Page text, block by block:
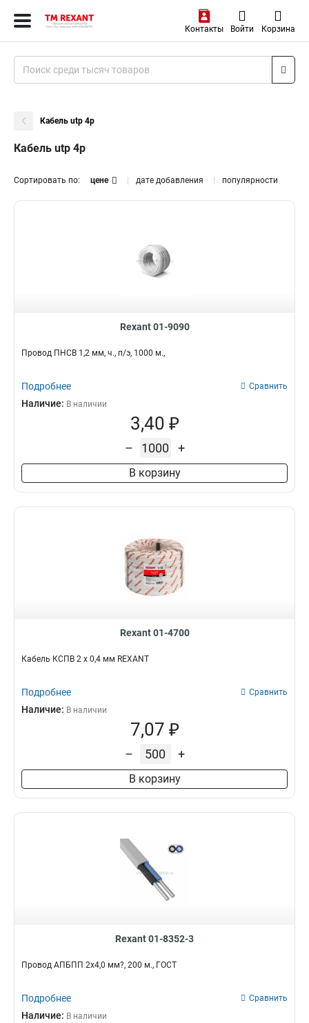
Контакты Войти Корзина
Кабель utp 4p
Кабель utp 4p
Сортировать по: цене дате добавления популярности
Rexant 01-9090
Провод ПНСВ 1,2 мм, ч., п/э, 1000 м.,
Подробнее Сравнить
Наличие: В наличии
3,40 ₽
– +
В корзину
Rexant 01-4700
Кабель КСПВ 2 х 0,4 мм REXANT
Подробнее Сравнить
Наличие: В наличии
7,07 ₽
– +
В корзину
Rexant 01-8352-3
Провод АПБПП 2x4,0 мм?, 200 м., ГОСТ
Подробнее Сравнить
Наличие: В наличии